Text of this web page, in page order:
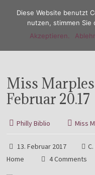
Miss
Februar 20.17
Philly Biblio Miss
13. Februar 2017
Home
4 Comments
Diese Website benutzt
nutzen, stimmen Sie
Akzeptieren.